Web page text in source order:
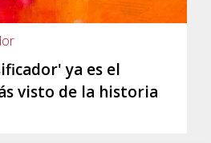
ya es el
visto de la historia